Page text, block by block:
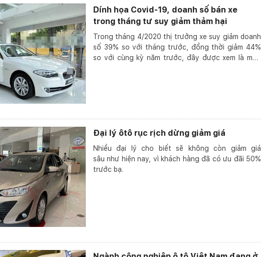
Dính họa Covid-19, doanh số bán xe
trong tháng tư suy giảm thảm hại
Trong tháng 4/2020 thị trưởng xe suy giảm doanh
số 39% so với tháng trước, đồng thời giảm 44%
so với cùng kỳ năm trước, đây được xem là mức
Đại lý ôtô rục rịch dừng giảm giá
Nhiều đại lý cho biết sẽ không còn giảm giá
sâu như hiện nay, vì khách hàng đã có ưu đãi 50%